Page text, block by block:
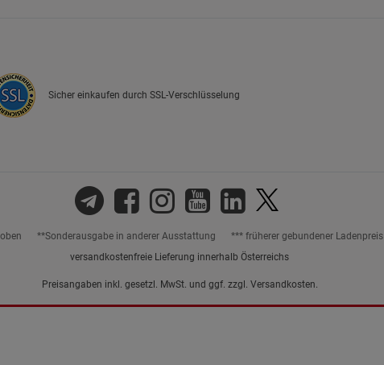
Sicher einkaufen durch SSL-Verschlüsselung
**Sonderausgabe in anderer Ausstattung *** früherer gebundener Ladenpreis
versandkostenfreie Lieferung innerhalb Österreichs
Preisangaben inkl. gesetzl. MwSt. und ggf. zzgl. Versandkosten.